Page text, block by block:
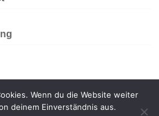
Wenn du die Website weiter
deinem Einverständnis aus.